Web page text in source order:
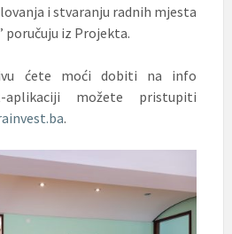
i stvaranju radnih mjesta
poručuju iz Projekta.
ćete moći dobiti na info
možete pristupiti
.